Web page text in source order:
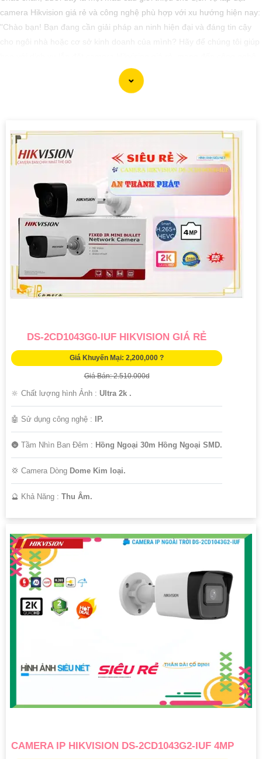
camera Hikvision giá rẻ và công nghệ phù hợp với xu hướng hiện nay:
"Chào bạn! Bạn đang cần giải pháp an ninh hiện đại và đáng tin cậy
hàng đầu và hiệu suất ổn định. Với chúng tôi, bạn hoàn toàn yên tâm
về an ninh mà không cần lo lắng về giá cả. Hãy liên hệ ngay để được
DS-2CD1043G0-IUF HIKVISION GIÁ RẺ
Giá Khuyến Mại: 2,200,000 ?
Giá Bán: 2.510.000d
🔆 Chất lượng hình Ảnh : Ultra 2k .
🤖️ Sử dụng công nghệ : IP.
🌚 Tầm Nhìn Ban Đêm : Hồng Ngoại 30m Hồng Ngoại SMD.
💢 Camera Dòng Dome Kim loại.
️🔮 Khả Năng : Thu Âm.
CAMERA IP HIKVISION DS-2CD1043G2-IUF 4MP